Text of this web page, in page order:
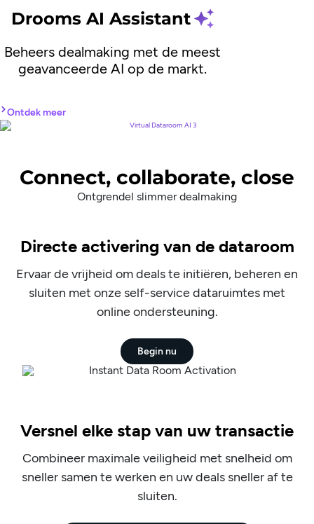
Drooms AI Assistant
Beheers dealmaking met de meest
geavanceerde AI op de markt.
Ontdek meer
Connect, collaborate, close
Ontgrendel slimmer dealmaking
Directe activering van de dataroom
Ervaar de vrijheid om deals te initiëren, beheren en
sluiten met onze self-service dataruimtes met
online ondersteuning.
Begin nu
Versnel elke stap van uw transactie
Combineer maximale veiligheid met snelheid om
sneller samen te werken en uw deals sneller af te
sluiten.